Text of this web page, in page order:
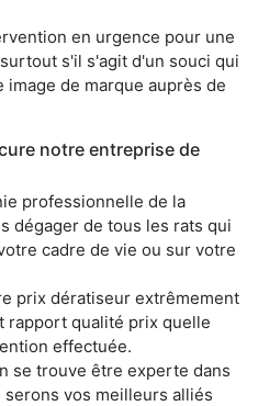
en urgence pour une
s'il s'agit d'un souci qui
de marque auprès de
notre entreprise de
professionnelle de la
dégager de tous les rats qui
cadre de vie ou sur votre
prix dératiseur extrêmement
rapport qualité prix quelle
effectuée.
se trouve être experte dans
vos meilleurs alliés